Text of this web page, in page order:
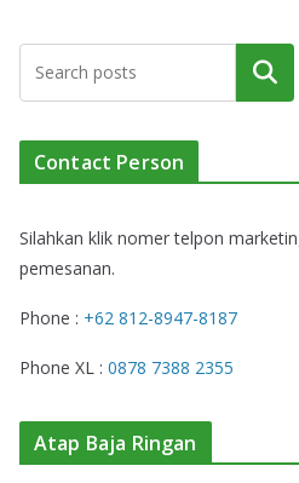
Cari
Contact Person
Silahkan klik nomer telpon
pemesanan.
Phone : +62 812-8947-8187
Phone XL : 0878 7388 2355
Atap Baja Ringan